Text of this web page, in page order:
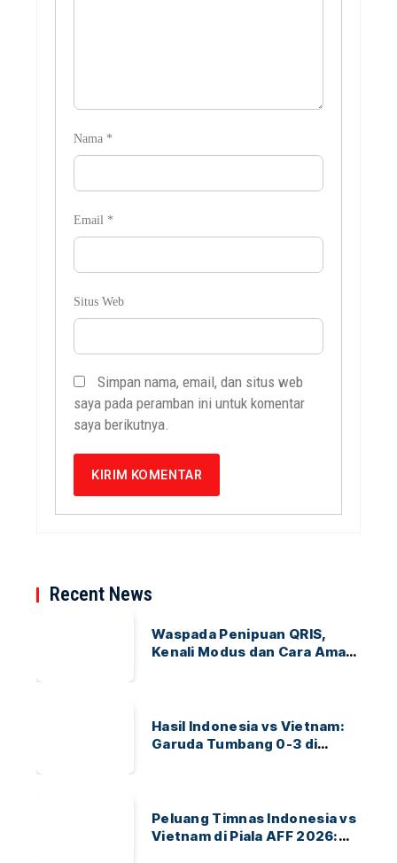
Nama *
Email *
Situs Web
Simpan nama, email, dan situs web
saya pada peramban ini untuk komentar
saya berikutnya.
Recent News
Waspada Penipuan QRIS,
Kenali Modus dan Cara Aman
Hasil Indonesia vs Vietnam:
Garuda Tumbang 0-3 di
Peluang Timnas Indonesia vs
Vietnam di Piala AFF 2026: